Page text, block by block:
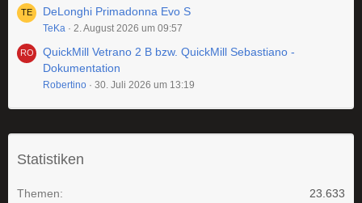
DeLonghi Primadonna Evo S
TeKa 2. August 2026 um 09:57
QuickMill Vetrano 2 B bzw. QuickMill Sebastiano -
Dokumentation
Robertino 30. Juli 2026 um 13:19
Statistiken
Themen
23.633